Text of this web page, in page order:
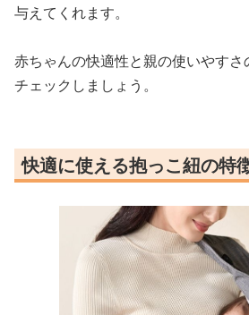
与えてくれます。
赤ちゃんの快適性と親の使いやすさ
チェックしましょう。
快適に使える抱っこ紐の特